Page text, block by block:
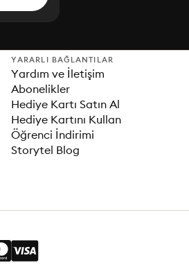
YARARLI BAĞLANTILAR
Yardım ve İletişim
Abonelikler
Hediye Kartı Satın Al
Hediye Kartını Kullan
Öğrenci İndirimi
Storytel Blog